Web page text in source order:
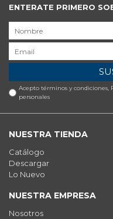
ENTERATE PRIMERO
Acepto términos y condiciones,
personales
NUESTRA TIENDA
Catálogo
Descargar
Lo Nuevo
NUESTRA EMPRESA
Nosotros